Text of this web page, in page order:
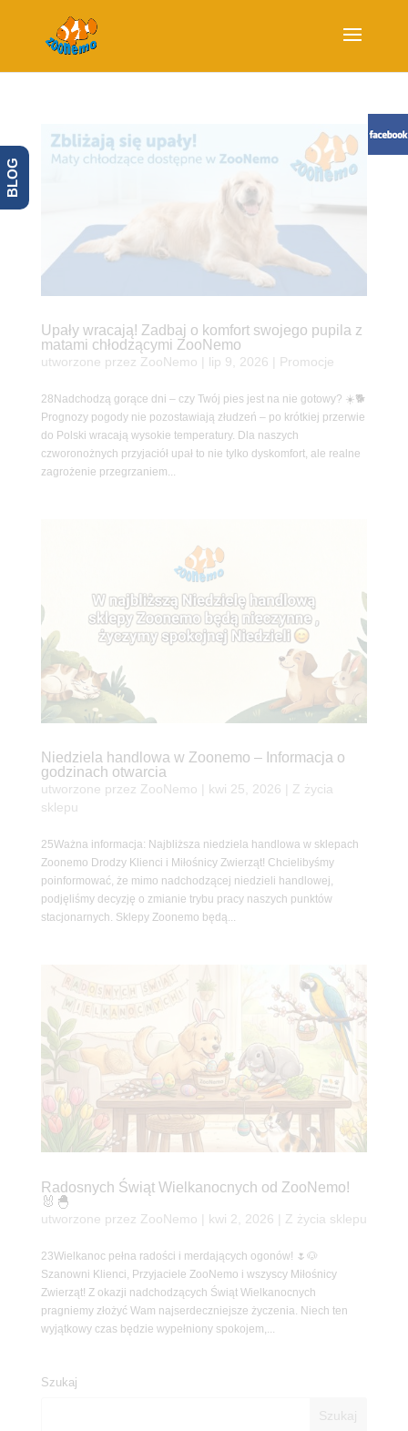
Upały wracają! Zadbaj o komfort swojego pupila z
matami chłodzącymi ZooNemo
utworzone przez ZooNemo lip 9, 2026 Promocje
28Nadchodzą gorące dni – czy Twój pies jest na nie gotowy? ☀️🐕
Prognozy pogody nie pozostawiają złudzeń – po krótkiej przerwie
do Polski wracają wysokie temperatury. Dla naszych
czworonożnych przyjaciół upał to nie tylko dyskomfort, ale realne
zagrożenie przegrzaniem...
Niedziela handlowa w Zoonemo – Informacja o
godzinach otwarcia
utworzone przez ZooNemo kwi 25, 2026
Z życia
sklepu
25Ważna informacja: Najbliższa niedziela handlowa w sklepach
Zoonemo Drodzy Klienci i Miłośnicy Zwierząt! Chcielibyśmy
poinformować, że mimo nadchodzącej niedzieli handlowej,
podjęliśmy decyzję o zmianie trybu pracy naszych punktów
stacjonarnych. Sklepy Zoonemo będą...
Radosnych Świąt Wielkanocnych od ZooNemo!
🐰🐣
utworzone przez ZooNemo kwi 2, 2026 Z życia sklepu
23Wielkanoc pełna radości i merdających ogonów! 🌷🐶
Szanowni Klienci, Przyjaciele ZooNemo i wszyscy Miłośnicy
Zwierząt! Z okazji nadchodzących Świąt Wielkanocnych
pragniemy złożyć Wam najserdeczniejsze życzenia. Niech ten
wyjątkowy czas będzie wypełniony spokojem,...
Szukaj
BLOG